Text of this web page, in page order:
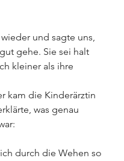
und sagte uns,
gehe. Sie sei halt
kleiner als ihre
kam die Kinderärztin
was genau
durch die Wehen so